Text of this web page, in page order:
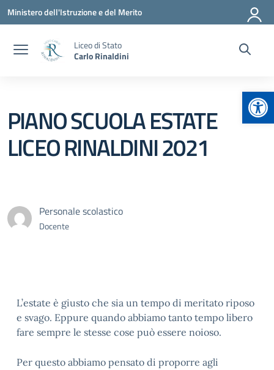
Vai ai contenuti
Vai al menu di navigazione
Vai al footer
Ministero dell'Istruzione e del Merito
Liceo di Stato
Carlo Rinaldini
PIANO SCUOLA ESTATE
LICEO RINALDINI 2021
Personale scolastico
Docente
L’estate è giusto che sia un tempo di meritato riposo
e svago. Eppure quando abbiamo tanto tempo libero
fare sempre le stesse cose può essere noioso.
Per questo abbiamo pensato di proporre agli